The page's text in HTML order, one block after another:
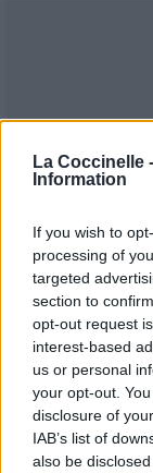
La Coccinelle -
Information
If you wish to
processing of
targeted
section to
opt-out request
interest-based
us or personal
your opt-out.
disclosure of
IAB’s list of
also be
Publié par
2018 à 7h23.